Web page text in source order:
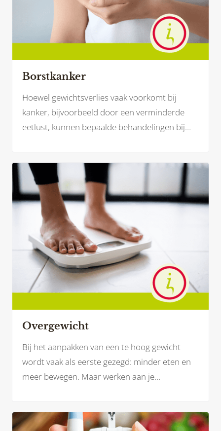
Borstkanker
Hoewel gewichtsverlies vaak voorkomt bij
kanker, bijvoorbeeld door een verminderde
eetlust, kunnen bepaalde behandelingen bij
Overgewicht
Bij het aanpakken van een te hoog gewicht
wordt vaak als eerste gezegd: minder eten en
meer bewegen. Maar werken aan je